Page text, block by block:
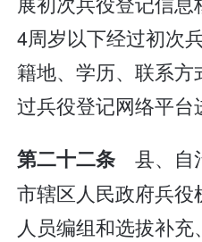
4周岁以下经过初次
籍地、学历、联系方
过兵役登记网络平台
第二十二条 县、自
市辖区人民政府兵
人员编组和选拔补